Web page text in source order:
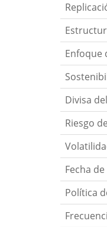
Enfoque
Divisa
Riesgo
Fecha
Política